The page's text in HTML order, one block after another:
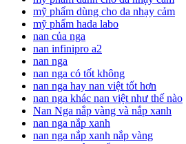
mỹ phẩm dùng cho da nhạy cảm
mỹ phẩm hada labo
nan của nga
nan infinipro a2
nan nga
nan nga có tốt không
nan nga hay nan việt tốt hơn
nan nga khác nan việt như thế nào
Nan Nga nắp vàng và nắp xanh
nan nga nắp xanh
nan nga nắp xanh nắp vàng